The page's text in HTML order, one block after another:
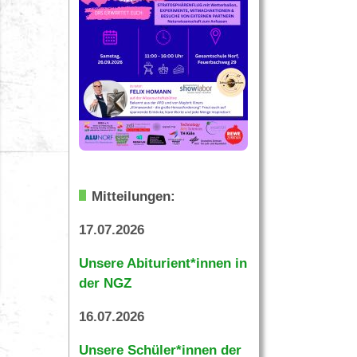
Mitteilungen:
17.07.2026
Unsere Abiturient*innen in
der NGZ
16.07.2026
Unsere Schüler*innen der